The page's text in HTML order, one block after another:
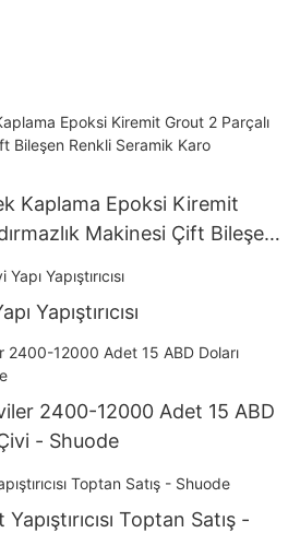
Kaplama Epoksi Kiremit
Makinesi Çift Bileşen
Makinesi
Yapıştırıcısı
2400-12000 Adet 15 ABD
- Shuode
Toptan Satış -